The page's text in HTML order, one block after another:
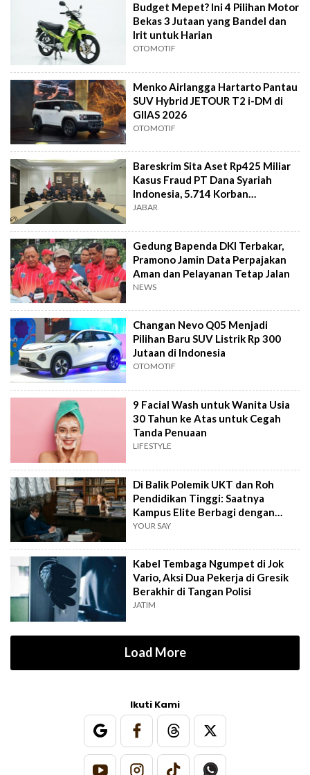
Budget Mepet? Ini 4 Pilihan Motor
Bekas 3 Jutaan yang Bandel dan
Irit untuk Harian
OTOMOTIF
Menko Airlangga Hartarto Pantau
SUV Hybrid JETOUR T2 i-DM di
GIIAS 2026
OTOMOTIF
Bareskrim Sita Aset Rp425 Miliar
Kasus Fraud PT Dana Syariah
Indonesia, 5.714 Korban
Terverifikasai
JABAR
Gedung Bapenda DKI Terbakar,
Pramono Jamin Data Perpajakan
Aman dan Pelayanan Tetap Jalan
NEWS
Changan Nevo Q05 Menjadi
Pilihan Baru SUV Listrik Rp 300
Jutaan di Indonesia
OTOMOTIF
9 Facial Wash untuk Wanita Usia
30 Tahun ke Atas untuk Cegah
Tanda Penuaan
LIFESTYLE
Di Balik Polemik UKT dan Roh
Pendidikan Tinggi: Saatnya
Kampus Elite Berbagi dengan
Kampus Daerah
YOUR SAY
Kabel Tembaga Ngumpet di Jok
Vario, Aksi Dua Pekerja di Gresik
Berakhir di Tangan Polisi
JATIM
Load More
Ikuti Kami